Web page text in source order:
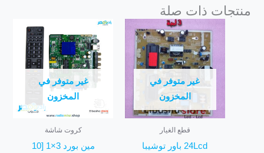
منتجات ذات صلة
غير متوفر في
المخزون
قطع الغيار
24Lcd باور توشيبا
غير متوفر في
المخزون
كروت شاشة
مين بورد 3×1 [10